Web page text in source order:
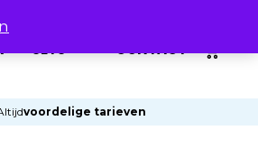
SETS CONTACT
voordelige tarieven